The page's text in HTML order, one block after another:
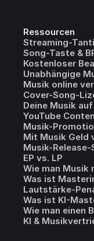
Ressourcen
Streaming-
Song-Taste &
Kostenloser
Unabhängige
Musik online
Cover-Song-
Deine Musik
YouTube
Musik-
Mit Musik Geld
Musik-
EP vs. LP
Wie man Musik
Was ist
Lautstärke-
Was ist KI-
Wie man einen
KI &